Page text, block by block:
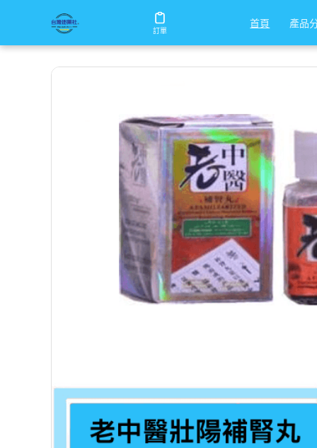
訂單
首頁 產品
訂單
首頁 產品
首頁 / 男性保健 老中醫壯陽補腎丸